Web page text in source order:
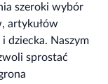
szeroki wybór
artykułów
dziecka. Naszym
sprostać